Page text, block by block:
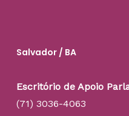
Salvador / BA
Escritório de Apoio
(71) 3036-4063